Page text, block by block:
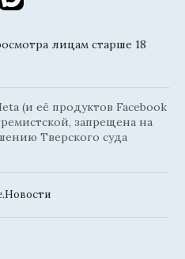
лицам старше 18
(и её продуктов Facebook
запрещена на
Тверского суда